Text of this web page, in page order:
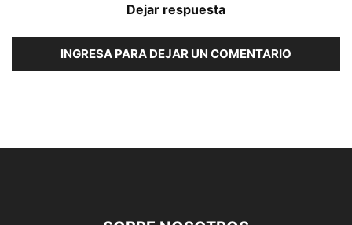
Dejar respuesta
INGRESA PARA DEJAR UN COMENTARIO